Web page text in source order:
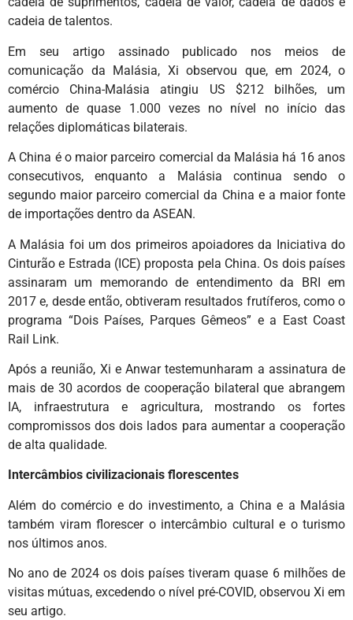
cadeia de talentos.
Em seu artigo assinado publicado nos meios de
comunicação da Malásia, Xi observou que, em 2024, o
comércio China-Malásia atingiu US $212 bilhões, um
aumento de quase 1.000 vezes no nível no início das
relações diplomáticas bilaterais.
A China é o maior parceiro comercial da Malásia há 16 anos
consecutivos, enquanto a Malásia continua sendo o
segundo maior parceiro comercial da China e a maior fonte
de importações dentro da ASEAN.
A Malásia foi um dos primeiros apoiadores da Iniciativa do
Cinturão e Estrada (ICE) proposta pela China. Os dois países
assinaram um memorando de entendimento da BRI em
2017 e, desde então, obtiveram resultados frutíferos, como o
programa “Dois Países, Parques Gêmeos” e a East Coast
Rail Link.
Após a reunião, Xi e Anwar testemunharam a assinatura de
mais de 30 acordos de cooperação bilateral que abrangem
IA, infraestrutura e agricultura, mostrando os fortes
compromissos dos dois lados para aumentar a cooperação
de alta qualidade.
Intercâmbios civilizacionais florescentes
Além do comércio e do investimento, a China e a Malásia
também viram florescer o intercâmbio cultural e o turismo
nos últimos anos.
No ano de 2024 os dois países tiveram quase 6 milhões de
visitas mútuas, excedendo o nível pré-COVID, observou Xi em
seu artigo.